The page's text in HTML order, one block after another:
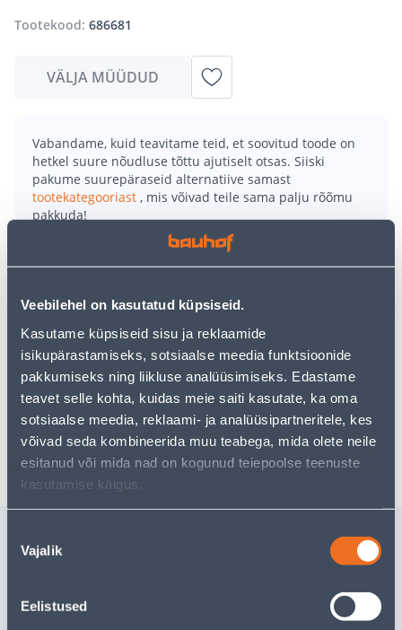
Veebilehel on kasutatud küpsiseid.
Kasutame küpsiseid sisu ja reklaamide
isikupärastamiseks, sotsiaalse meedia funktsioonide
pakkumiseks ning liikluse analüüsimiseks. Edastame
teavet selle kohta, kuidas meie saiti kasutate, ka oma
sotsiaalse meedia, reklaami- ja analüüsipartneritele, kes
võivad seda kombineerida muu teabega, mida olete neile
esitanud või mida nad on kogunud teiepoolse teenuste
kasutamise käigus.
valik
Vajalik
Eelistused
Tootekood: 686681
VÄLJA MÜÜDUD
Vabandame, kuid teavitame teid, et soovitud toode on
hetkel suure nõudluse tõttu ajutiselt otsas. Siiski
pakume suurepäraseid alternatiive samast
tootekategooriast , mis võivad teile sama palju rõõmu
pakkuda!
Teie ostlemisrõõm ei pea aga siin lõppema - oma
uurimistööd saate jätkata, naastes
kasutades meie võimsat otsingufunktsiooni, et leida
• Lauaventilaator 30 cm diameetriga.
• Toode on musta värvi.
• 14-päevane tagastusõigus.
Tarne pole võimalik
14
.66 €